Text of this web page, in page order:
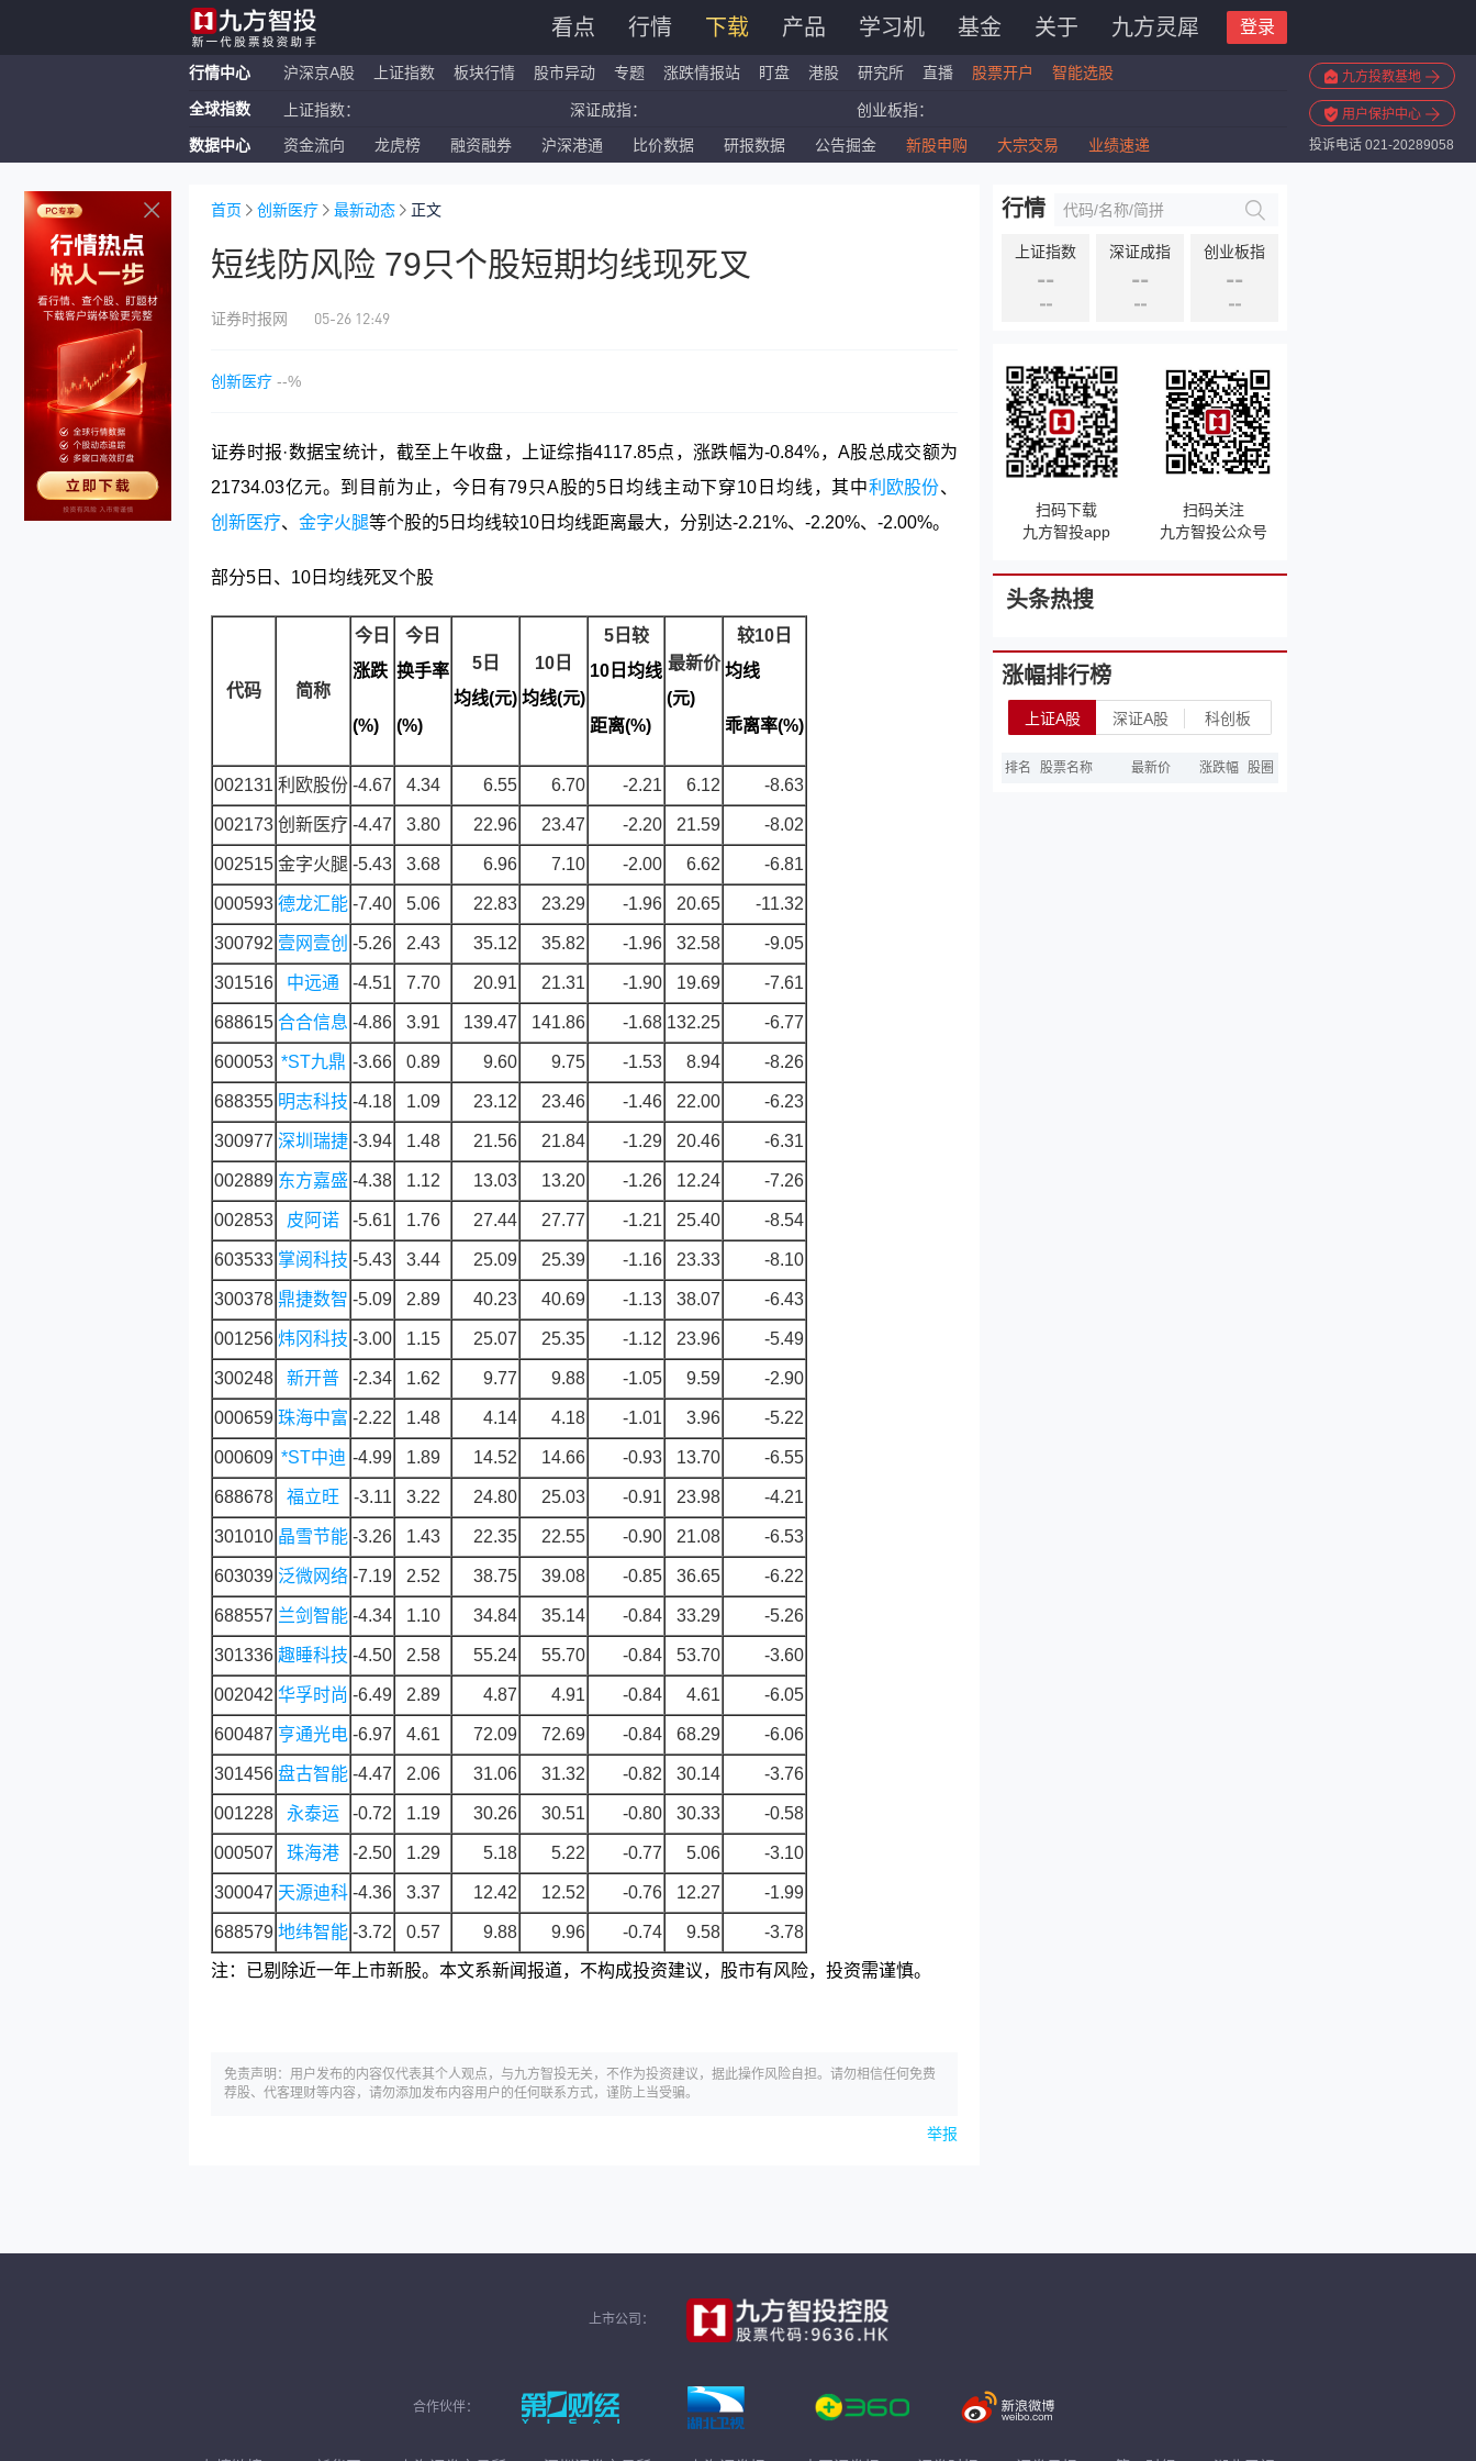
看点 行情 下载 产品 学习机 基金 关于 九方灵犀 登录
行情中心 沪深京A股 上证指数 板块行情 股市异动 专题 涨跌情报站 盯盘 港股 研究所 直播 股票开户 智能选股 九方投教基地
用户保护中心
投诉电话 021-20289058
全球指数 上证指数： 深证成指： 创业板指：
恒生指数： 国企指数： 红筹指数：
数据中心 资金流向 龙虎榜 融资融券 沪深港通 比价数据 研报数据 公告掘金 新股申购 大宗交易 业绩速递
首页 创新医疗 最新动态 正文
短线防风险 79只个股短期均线现死叉
证券时报网 05-26 12:49
创新医疗 --%
证券时报·数据宝统计，截至上午收盘，上证综指4117.85点，涨跌幅为-0.84%，A股总成交额为
21734.03亿元。到目前为止，今日有79只A股的5日均线主动下穿10日均线，其中利欧股份、
创新医疗、 金字火腿等个股的5日均线较10日均线距离最大，分别达-2.21%、-2.20%、-2.00%。
部分5日、10日均线死叉个股
代码 简称
今日
涨跌
(%)
今日
换手率
(%)
5日
均线(元)
10日
均线(元)
5日较
10日均线
距离(%)
最新价
(元)
较10日
均线
乖离率(%)
002131 利欧股份 -4.67 4.34 6.55 6.70 -2.21 6.12 -8.63
002173 创新医疗 -4.47 3.80 22.96 23.47 -2.20 21.59 -8.02
002515 金字火腿 -5.43 3.68 6.96 7.10 -2.00 6.62 -6.81
000593 德龙汇能 -7.40 5.06 22.83 23.29 -1.96 20.65 -11.32
300792 壹网壹创 -5.26 2.43 35.12 35.82 -1.96 32.58 -9.05
301516 中远通 -4.51 7.70 20.91 21.31 -1.90 19.69 -7.61
688615 合合信息 -4.86 3.91 139.47 141.86 -1.68 132.25 -6.77
600053 *ST九鼎 -3.66 0.89 9.60 9.75 -1.53 8.94 -8.26
688355 明志科技 -4.18 1.09 23.12 23.46 -1.46 22.00 -6.23
300977 深圳瑞捷 -3.94 1.48 21.56 21.84 -1.29 20.46 -6.31
002889 东方嘉盛 -4.38 1.12 13.03 13.20 -1.26 12.24 -7.26
002853 皮阿诺 -5.61 1.76 27.44 27.77 -1.21 25.40 -8.54
603533 掌阅科技 -5.43 3.44 25.09 25.39 -1.16 23.33 -8.10
300378 鼎捷数智 -5.09 2.89 40.23 40.69 -1.13 38.07 -6.43
001256 炜冈科技 -3.00 1.15 25.07 25.35 -1.12 23.96 -5.49
300248 新开普 -2.34 1.62 9.77 9.88 -1.05 9.59 -2.90
000659 珠海中富 -2.22 1.48 4.14 4.18 -1.01 3.96 -5.22
000609 *ST中迪 -4.99 1.89 14.52 14.66 -0.93 13.70 -6.55
688678 福立旺 -3.11 3.22 24.80 25.03 -0.91 23.98 -4.21
301010 晶雪节能 -3.26 1.43 22.35 22.55 -0.90 21.08 -6.53
603039 泛微网络 -7.19 2.52 38.75 39.08 -0.85 36.65 -6.22
688557 兰剑智能 -4.34 1.10 34.84 35.14 -0.84 33.29 -5.26
301336 趣睡科技 -4.50 2.58 55.24 55.70 -0.84 53.70 -3.60
002042 华孚时尚 -6.49 2.89 4.87 4.91 -0.84 4.61 -6.05
600487 亨通光电 -6.97 4.61 72.09 72.69 -0.84 68.29 -6.06
301456 盘古智能 -4.47 2.06 31.06 31.32 -0.82 30.14 -3.76
001228 永泰运 -0.72 1.19 30.26 30.51 -0.80 30.33 -0.58
000507 珠海港 -2.50 1.29 5.18 5.22 -0.77 5.06 -3.10
300047 天源迪科 -4.36 3.37 12.42 12.52 -0.76 12.27 -1.99
688579 地纬智能 -3.72 0.57 9.88 9.96 -0.74 9.58 -3.78
注：已剔除近一年上市新股。本文系新闻报道，不构成投资建议，股市有风险，投资需谨慎。
免责声明：用户发布的内容仅代表其个人观点，与九方智投无关，不作为投资建议，据此操作风险自担。请勿相信任何免费
荐股、代客理财等内容，请勿添加发布内容用户的任何联系方式，谨防上当受骗。
举报
行情
上证指数
--
--
深证成指
--
--
创业板指
--
--
扫码下载
九方智投app
扫码关注
九方智投公众号
头条热搜
涨幅排行榜
上证A股 深证A股 科创板
排名 股票名称 最新价 涨跌幅 股圈
上市公司：
合作伙伴：